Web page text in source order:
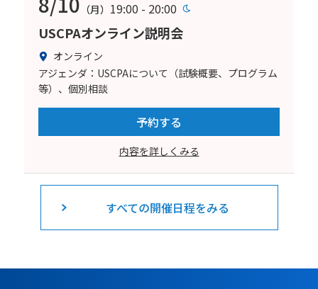
（月） 19:00 - 20:00
USCPAオンライン説明会
オンライン
アジェンダ：USCPAについて（試験概要、プログラム
等）、個別相談
予約する
内容を詳しくみる
すべての開催日程をみる